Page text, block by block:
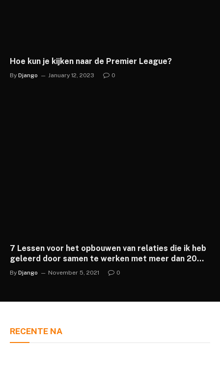
Hoe kun je kijken naar de Premier League?
By Django January 12, 2023 0
7 Lessen voor het opbouwen van relaties die ik heb
geleerd door samen te werken met meer dan 20
franchises
By Django November 5, 2021 0
RECENTE NA